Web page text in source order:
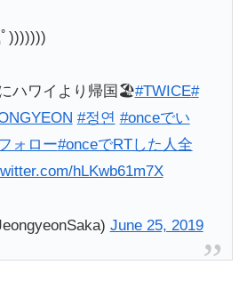
)))))))
ハワイより帰国🏖#TWICE#
#정연 #onceでい
ォロー#onceでRTした人全
hLKwb61m7X
June 25, 2019